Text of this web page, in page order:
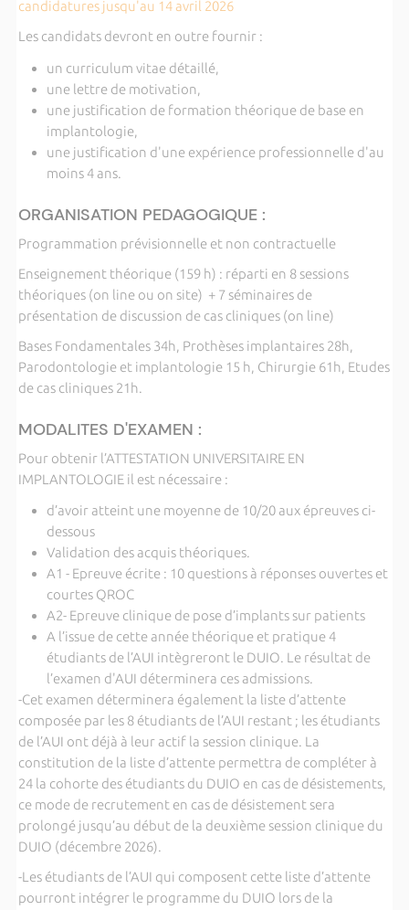
candidatures jusqu'au 14 avril 2026
Les candidats devront en outre fournir :
un curriculum vitae détaillé,
une lettre de motivation,
une justification de formation théorique de base en
implantologie,
une justification d'une expérience professionnelle d'au
moins 4 ans.
ORGANISATION PEDAGOGIQUE :
Programmation prévisionnelle et non contractuelle
Enseignement théorique (159 h) : réparti en 8 sessions
théoriques (on line ou on site) + 7 séminaires de
présentation de discussion de cas cliniques (on line)
Bases Fondamentales 34h, Prothèses implantaires 28h,
Parodontologie et implantologie 15 h, Chirurgie 61h, Etudes
de cas cliniques 21h.
MODALITES D'EXAMEN :
Pour obtenir l’ATTESTATION UNIVERSITAIRE EN
IMPLANTOLOGIE il est nécessaire :
d’avoir atteint une moyenne de 10/20 aux épreuves ci-
dessous
Validation des acquis théoriques.
A1 - Epreuve écrite : 10 questions à réponses ouvertes et
courtes QROC
A2- Epreuve clinique de pose d’implants sur patients
A l’issue de cette année théorique et pratique 4
étudiants de l’AUI intègreront le DUIO. Le résultat de
l’examen d'AUI déterminera ces admissions.
-Cet examen déterminera également la liste d’attente
composée par les 8 étudiants de l’AUI restant ; les étudiants
de l’AUI ont déjà à leur actif la session clinique. La
constitution de la liste d’attente permettra de compléter à
24 la cohorte des étudiants du DUIO en cas de désistements,
ce mode de recrutement en cas de désistement sera
prolongé jusqu’au début de la deuxième session clinique du
DUIO (décembre 2026).
-Les étudiants de l’AUI qui composent cette liste d’attente
pourront intégrer le programme du DUIO lors de la